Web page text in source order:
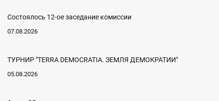
Состоялось 12-ое заседание комиссии
07.08.2026
ТУРНИР "TERRA DEMOCRATIA. ЗЕМЛЯ ДЕМОКРАТИИ"
05.08.2026